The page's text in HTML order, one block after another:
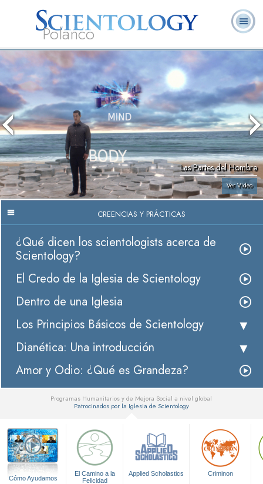
Polanco
Hubbard
¿Qué es
Scientology?
Frecuentes
Las Partes del Hombre
Ver Video
CREENCIAS Y PRÁCTICAS
¿Qué dicen los scientologists acerca de
Scientology?
El Credo de la Iglesia de Scientology
Dentro de una Iglesia
Los Principios Básicos de Scientology
Dianética: Una introducción
Amor y Odio: ¿Qué es Grandeza?
Programas Humanitarios y de Mejora Social a nivel global
Patrocinados por la Iglesia de Scientology
Cómo Ayudamos
El Camino a la
Felicidad
Applied Scholastics Criminon